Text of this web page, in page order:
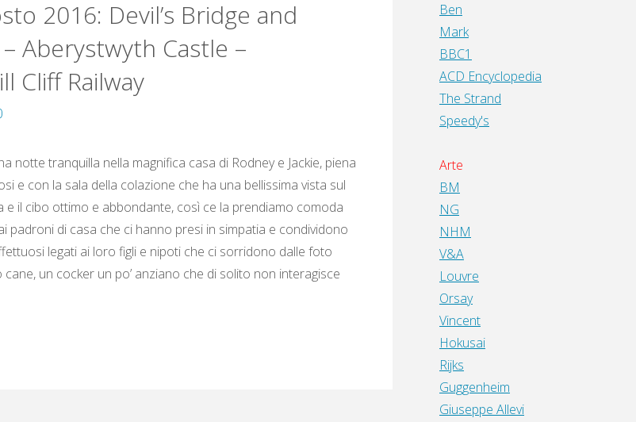
2016: Devil’s Bridge and
Aberystwyth Castle –
Cliff Railway
notte tranquilla nella magnifica casa di Rodney e Jackie, piena
e con la sala della colazione che ha una bellissima vista sul
e il cibo ottimo e abbondante, così ce la prendiamo comoda
padroni di casa che ci hanno presi in simpatia e condividono
legati ai loro figli e nipoti che ci sorridono dalle foto
un cocker un po’ anziano che di solito non interagisce
Ben
Mark
BBC1
ACD Encyclopedia
The Strand
Speedy's
Arte
BM
NG
NHM
V&A
Louvre
Orsay
Vincent
Hokusai
Rijks
Guggenheim
Giuseppe Allevi